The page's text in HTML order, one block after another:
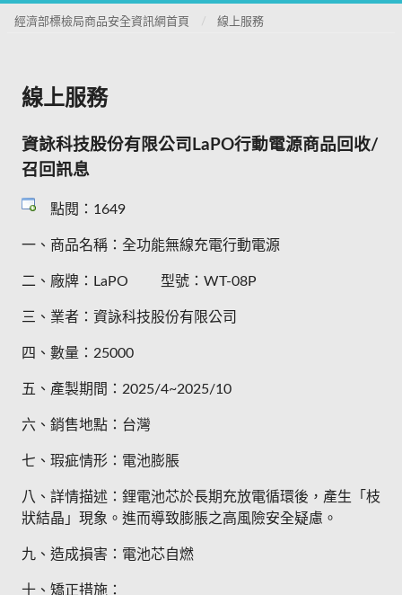
經濟部標檢局商品安全資訊網首頁 線上服務
線上服務
資詠科技股份有限公司LaPO行動電源商品回收/
召回訊息
點閱：1649
一、商品名稱：全功能無線充電行動電源
二、廠牌：LaPO 型號：WT-08P
三、業者：資詠科技股份有限公司
四、數量：25000
五、產製期間：2025/4~2025/10
六、銷售地點：台灣
七、瑕疵情形：電池膨脹
八、詳情描述：鋰電池芯於長期充放電循環後，產生「枝
狀結晶」現象。進而導致膨脹之高風險安全疑慮。
九、造成損害：電池芯自燃
十、矯正措施：